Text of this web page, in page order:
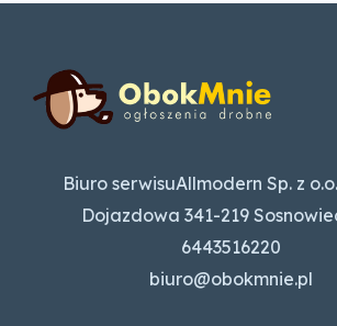
Biuro serwisuAllmodern Sp. z
Dojazdowa 341-219
6443516220
biuro@obokmnie.pl